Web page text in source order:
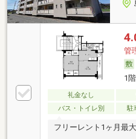
管
1
礼金なし
バス・トイレ別
駐
フリーレント1ヶ月最